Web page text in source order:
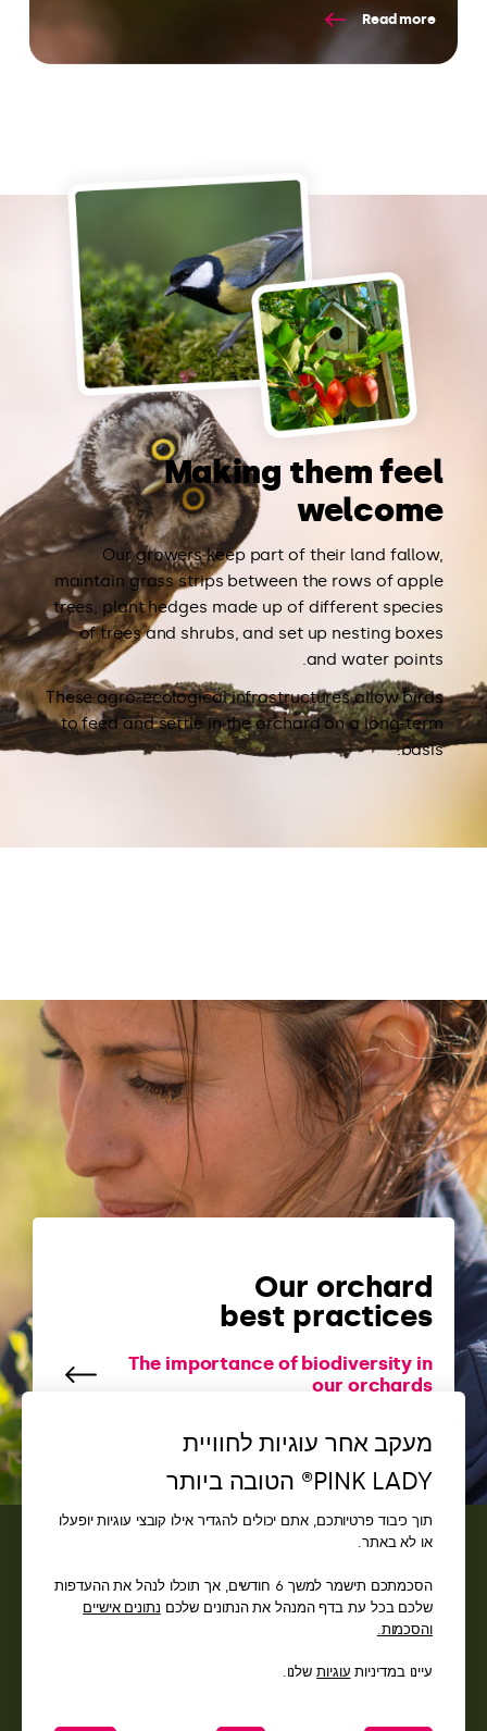
Read more
Making them feel
welcome
Our growers keep part of their land fallow,
maintain grass strips between the rows of apple
trees, plant hedges made up of different species
of trees and shrubs, and set up nesting boxes
and water points.
These agro-ecological infrastructures allow birds
to feed and settle in the orchard on a long-term
basis.
Our orchard
best practices
The importance of biodiversity in
our orchards
מעקב אחר עוגיות לחוויית
PINK LADY® הטובה ביותר
תוך כיבוד פרטיותכם, אתם יכולים להגדיר אילו קובצי עוגיות יופעלו
או לא באתר.
הסכמתכם תישמר למשך 6 חודשים, אך תוכלו לנהל את ההעדפות
שלכם בכל עת בדף המנהל את הנתונים שלכם נתונים אישיים
והסכמות.
עיינו במדיניות עוגיותשלנו.